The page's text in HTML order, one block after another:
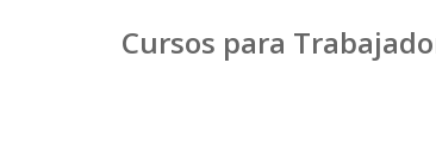
Cursos para